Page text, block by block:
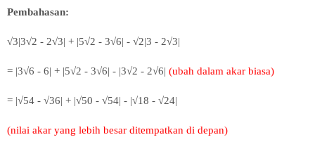
Pembahasan:
√3|3√2 - 2√3| + |5√2 - 3√6| - √2|3 - 2√3|
= |3√6 - 6| + |5√2 - 3√6| - |3√2 - 2√6| (ubah dalam akar biasa)
= |√54 - √36| + |√50 - √54| - |√18 - √24|
(nilai akar yang lebih besar ditempatkan di depan)